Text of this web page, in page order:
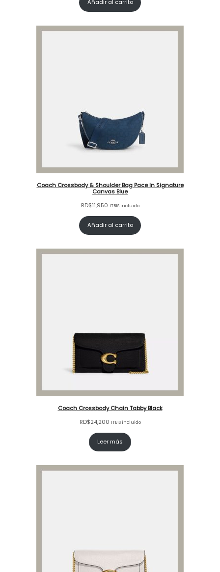
Añadir al carrito
Coach Crossbody & Shoulder Bag Pace In Signature
Canvas Blue
RD$11,950 ITBIS incluido
Añadir al carrito
Coach Crossbody Chain Tabby Black
RD$24,200 ITBIS incluido
Leer más